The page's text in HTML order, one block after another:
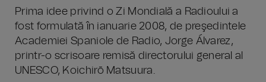
Prima idee privind o Zi Mondială a Radioului a
fost formulată în ianuarie 2008, de preşedintele
Academiei Spaniole de Radio, Jorge Álvarez,
printr-o scrisoare remisă directorului general al
UNESCO, Koichirō Matsuura.